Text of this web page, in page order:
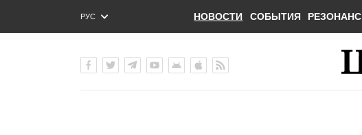
РУС
ENG
НОВОСТИ СОБЫТИЯ РЕЗОНАНС